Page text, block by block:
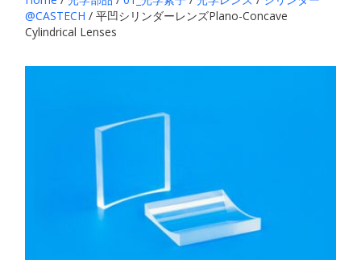
@CASTECH / 平凹シリンダーレンズPlano-Concave
Cylindrical Lenses